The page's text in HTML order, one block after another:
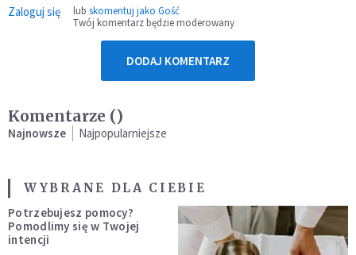
Zaloguj się lub skomentuj jako Gość
Twój komentarz będzie moderowany
DODAJ KOMENTARZ
Komentarze ()
Najnowsze Najpopularniejsze
WYBRANE DLA CIEBIE
Potrzebujesz pomocy?
Pomodlimy się w Twojej
intencji